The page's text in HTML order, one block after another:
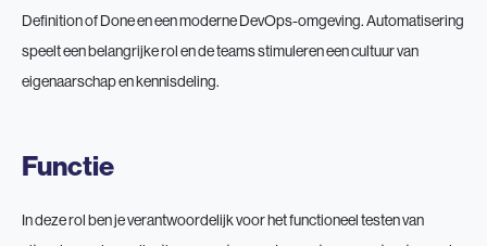
Definition of Done en een moderne DevOps-omgeving. Automatisering
speelt een belangrijke rol en de teams stimuleren een cultuur van
eigenaarschap en kennisdeling.
Functie
In deze rol ben je verantwoordelijk voor het functioneel testen van